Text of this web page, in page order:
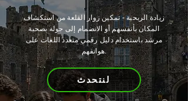
زيادة الربحية - تمكين زوار القلعة من استكشاف
المكان بأنفسهم أو الانضمام إلى جولة بصحبة
مرشد باستخدام دليل رقمي متعدد اللغات على
هواتفهم.
لنتحدث